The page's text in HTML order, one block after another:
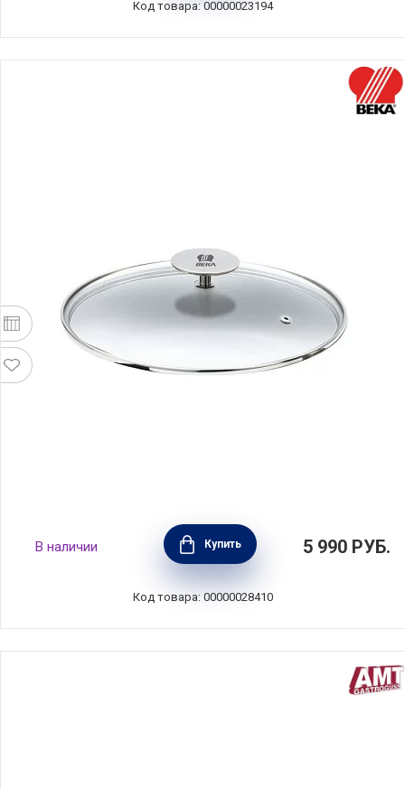
Код товара: 00000023194
Крышка Kitchen Aids 30 см, стекло, BEKA,
Бельгия, 16409304
В наличии Купить 5 990 РУБ.
Код товара: 00000028410